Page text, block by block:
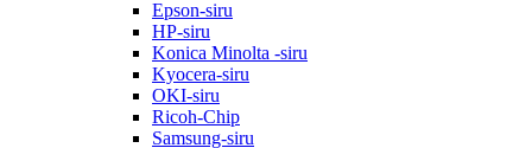
Epson-siru
HP-siru
Konica Minolta -siru
Kyocera-siru
OKI-siru
Ricoh-Chip
Samsung-siru